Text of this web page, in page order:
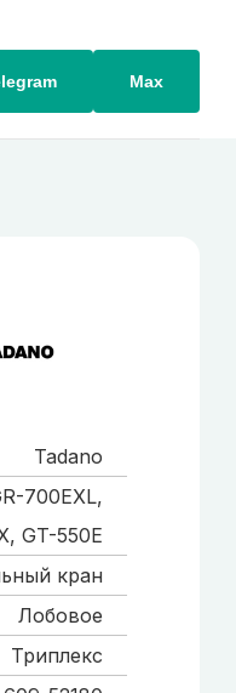
Max
Tadano
700EXL,
GT-550E
кран
Лобовое
Триплекс